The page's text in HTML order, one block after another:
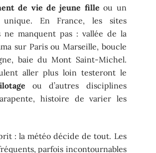
de vie de jeune fille ou un
unique. En France, les sites
ne manquent pas : vallée de la
sur Paris ou Marseille, boucle
baie du Mont Saint-Michel.
aller plus loin testeront le
ou d’autres disciplines
histoire de varier les
: la météo décide de tout. Les
parfois incontournables